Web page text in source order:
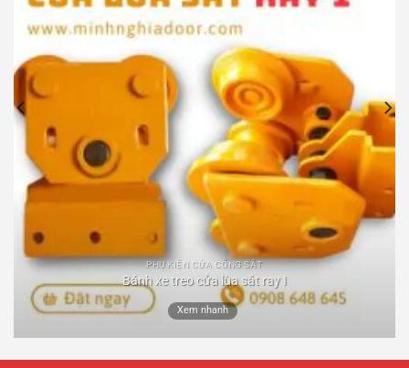
PHỤ KIỆN CỬA CỔNG SẮT
Bánh xe treo cửa lùa sắt ray I
Xem nhanh